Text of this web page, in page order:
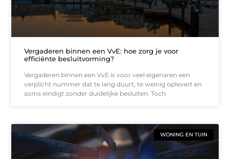
Vergaderen binnen een VvE: hoe zorg je voor
efficiënte besluitvorming?
Vergaderen binnen een VvE is voor veel eigenaren een
verplicht nummer dat te lang duurt, te weinig oplevert en
soms eindigt zonder duidelijke besluiten. Toch
WONING EN TUIN